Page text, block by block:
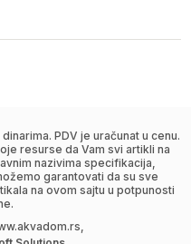
PDV je uračunat u cenu.
resurse da Vam svi artikli na
nazivima specifikacija,
garantovati da su sve
na ovom sajtu u potpunosti